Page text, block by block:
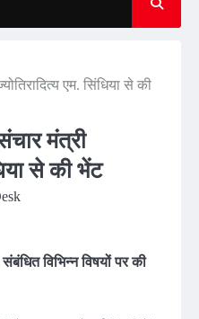
एम. सिंधिया से की
मंत्री
से की भेंट
विभिन्न विषयों पर की